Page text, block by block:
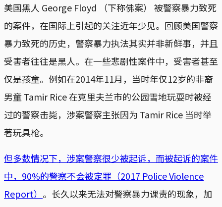
美国黑人 George Floyd （下称佛案） 被警察暴力致死
的案件，在国际上引起的关注近年少见。回顾美国警察
暴力致死的历史，警察暴力执法其实并非新鲜事，并且
受害者往往是黑人。在一些悲剧性案件中，受害者甚至
仅是孩童。例如在2014年11月，当时年仅12岁的非裔
男童 Tamir Rice 在克里夫兰市的公园雪地玩耍时被经
过的警察击毙，涉案警察主张因为 Tamir Rice 当时举
著玩具枪。
但多数情况下，涉案警察很少被起诉，而被起诉的案件
中，90%的警察不会被定罪（2017 Police Violence
Report） 。长久以来无法对警察暴力课责的现象，加